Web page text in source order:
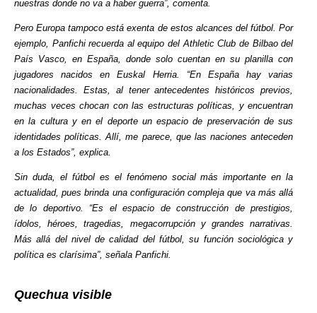
nuestras donde no va a haber guerra”, comenta.
Pero Europa tampoco está exenta de estos alcances del fútbol. Por
ejemplo, Panfichi recuerda al equipo del Athletic Club de Bilbao del
País Vasco, en España, donde solo cuentan en su planilla con
jugadores nacidos en Euskal Herria. “En España hay varias
nacionalidades. Estas, al tener antecedentes históricos previos,
muchas veces chocan con las estructuras políticas, y encuentran
en la cultura y en el deporte un espacio de preservación de sus
identidades políticas. Allí, me parece, que las naciones anteceden
a los Estados”, explica.
Sin duda, el fútbol es el fenómeno social más importante en la
actualidad, pues brinda una configuración compleja que va más allá
de lo deportivo. “Es el espacio de construcción de prestigios,
ídolos, héroes, tragedias, megacorrupción y grandes narrativas.
Más allá del nivel de calidad del fútbol, su función sociológica y
política es clarísima”, señala Panfichi.
Quechua visible